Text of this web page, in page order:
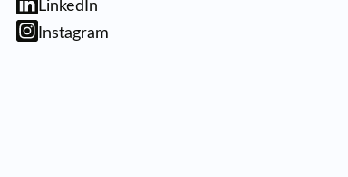
LinkedIn
Instagram